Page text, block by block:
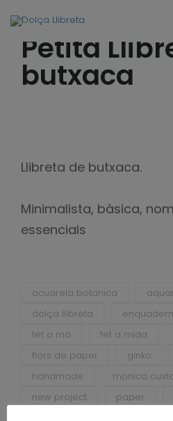
Petita
butxaca
Llibreta de butxaca.
Minimalista, bàsica,
essencials
acuarela botanica
dolça llibreta
fet a mà
fet a mida
flors de paper
ginko
handmade
monica
new project
paper